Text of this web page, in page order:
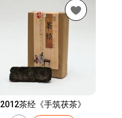
2012茶经《手筑茯茶》